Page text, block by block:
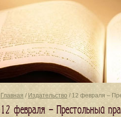
Главная / Издательство / 12 февраля –
12 февраля – Престольный